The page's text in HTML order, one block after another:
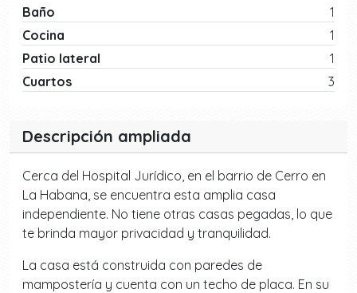
Baño
1
Cocina
1
Patio lateral
1
Cuartos
3
Descripción ampliada
Cerca del Hospital Jurídico, en el barrio de Cerro en
La Habana, se encuentra esta amplia casa
independiente. No tiene otras casas pegadas, lo que
te brinda mayor privacidad y tranquilidad.
La casa está construida con paredes de
mampostería y cuenta con un techo de placa. En su